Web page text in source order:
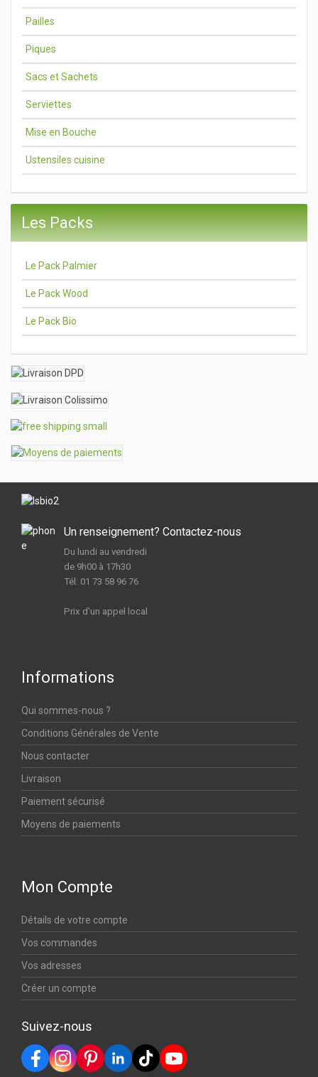
Pailles
Piques
Sacs et Sachets
Serviettes
Mise en Bouche
Ustensiles cuisine
Les Packs
Le Pack Palmier
Le Pack Wood
Le Pack Bio
Un renseignement? Contactez-nous
Du lundi au vendredi
de 9h00 à 17h30
Tél: 01 73 58 96 76
Prix d'un appel local
Informations
Qui sommes-nous ?
Conditions Générales de Vente
Nous contacter
Livraison
Paiement sécurisé
Moyens de paiements
Mon Compte
Détails de votre compte
Vos commandes
Vos adresses
Créer un compte
Suivez-nous